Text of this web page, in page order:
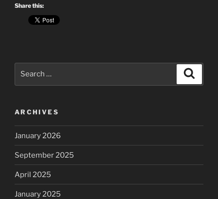
Share this:
ARCHIVES
January 2026
September 2025
April 2025
January 2025